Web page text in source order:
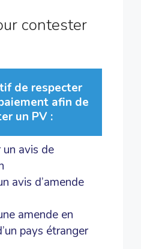
contester
de respecter
afin de
un PV :
avis de
avis d’amende
amende en
pays étranger